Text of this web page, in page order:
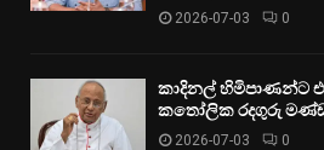
2026-07-03 0
කාදිනල් හිමිපාණන්ට
කතෝලික රදගුරු
2026-07-03 0